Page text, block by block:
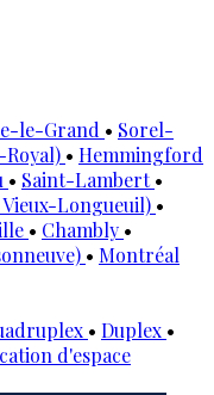
le-Grand • Sorel-
• Hemmingford
• Saint-Lambert•
Longueuil) •
• Chambly •
• Montréal
• Duplex •
d'espace